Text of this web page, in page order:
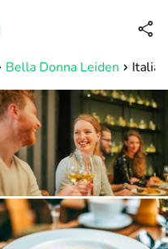
Erreichbar bis 23:00 Uhr (max
0,09€/Min)
Bella Donna Leiden